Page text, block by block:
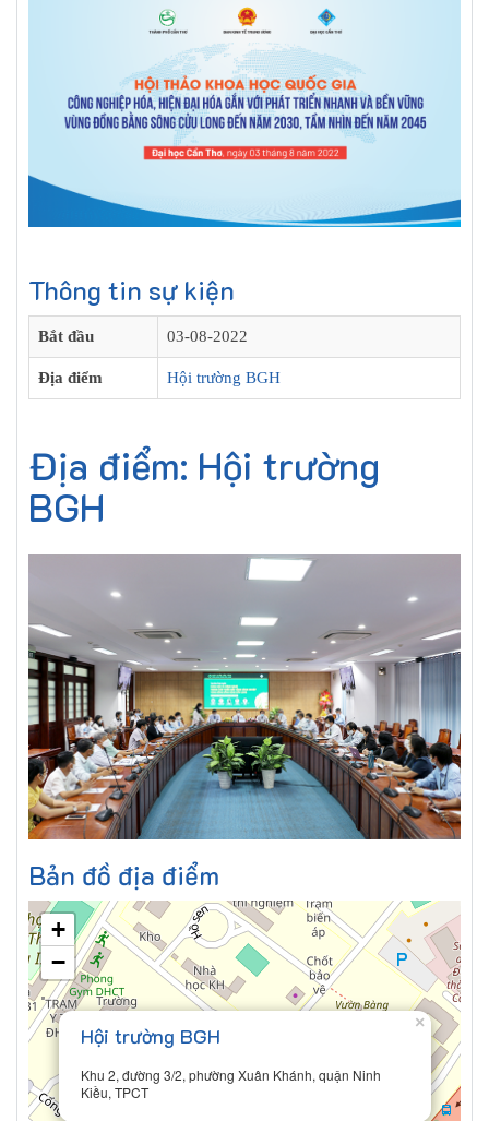
Thông tin sự kiện
Bắt đầu 03-08-2022
Địa điểm Hội trường BGH
Địa điểm: Hội trường
BGH
Bản đồ địa điểm
Hội trường BGH
Khu 2, đường 3/2, phường Xuân Khánh, quận Ninh
Kiều, TPCT
×
+
−